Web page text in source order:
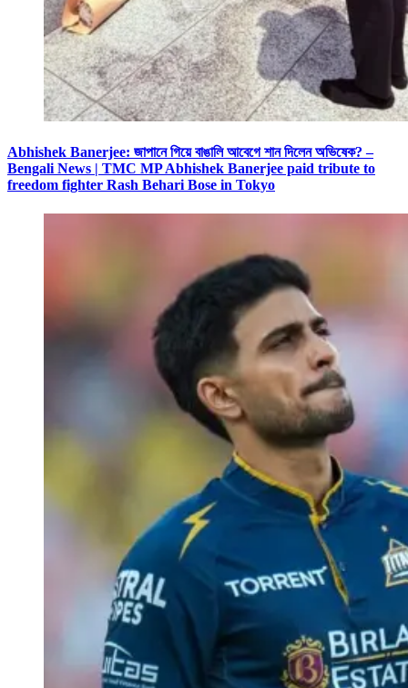
Abhishek Banerjee: জাপানে গিয়ে বাঙালি আবেগে শান দিলেন অভিষেক? –
Bengali News | TMC MP Abhishek Banerjee paid tribute to
freedom fighter Rash Behari Bose in Tokyo